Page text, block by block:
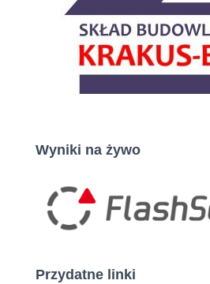
Wyniki na żywo
Przydatne linki